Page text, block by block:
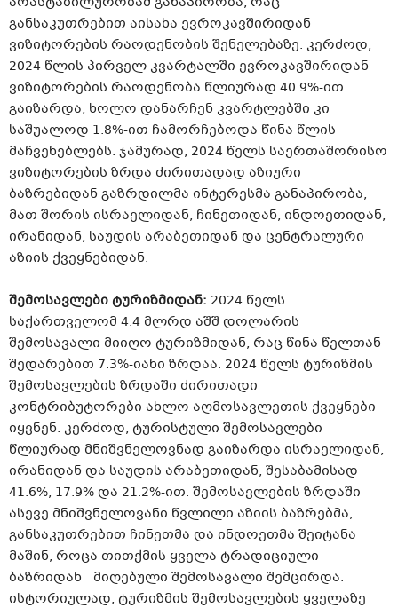
განსაკუთრებით აისახა ევროკავშირიდან
ვიზიტორების რაოდენობის შენელებაზე. კერძოდ,
2024 წლის პირველ კვარტალში ევროკავშირიდან
ვიზიტორების რაოდენობა წლიურად 40.9%-ით
გაიზარდა, ხოლო დანარჩენ კვარტლებში კი
საშუალოდ 1.8%-ით ჩამორჩებოდა წინა წლის
მაჩვენებლებს. ჯამურად, 2024 წელს საერთაშორისო
ვიზიტორების ზრდა ძირითადად აზიური
ბაზრებიდან გაზრდილმა ინტერესმა განაპირობა,
მათ შორის ისრაელიდან, ჩინეთიდან, ინდოეთიდან,
ირანიდან, საუდის არაბეთიდან და ცენტრალური
აზიის ქვეყნებიდან.
შემოსავლები ტურიზმიდან: 2024 წელს
საქართველომ 4.4 მლრდ აშშ დოლარის
შემოსავალი მიიღო ტურიზმიდან, რაც წინა წელთან
შედარებით 7.3%-იანი ზრდაა. 2024 წელს ტურიზმის
შემოსავლების ზრდაში ძირითადი
კონტრიბუტორები ახლო აღმოსავლეთის ქვეყნები
იყვნენ. კერძოდ, ტურისტული შემოსავლები
წლიურად მნიშვნელოვნად გაიზარდა ისრაელიდან,
ირანიდან და საუდის არაბეთიდან, შესაბამისად
41.6%, 17.9% და 21.2%-ით. შემოსავლების ზრდაში
ასევე მნიშვნელოვანი წვლილი აზიის ბაზრებმა,
განსაკუთრებით ჩინეთმა და ინდოეთმა შეიტანა
მაშინ, როცა თითქმის ყველა ტრადიციული
ბაზრიდან მიღებული შემოსავალი შემცირდა.
ისტორიულად, ტურიზმის შემოსავლების ყველაზე